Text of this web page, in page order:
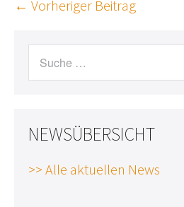
Beitragsnavigation
← Vorheriger Beitrag
NEWSÜBERSICHT
>> Alle aktuellen News